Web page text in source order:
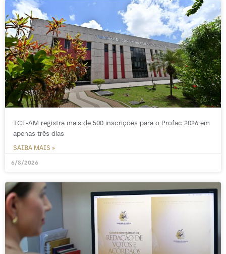
TCE-AM registra mais de 500 inscrições para o Profac 2026 em
apenas três dias
SAIBA MAIS »
6/8/2026